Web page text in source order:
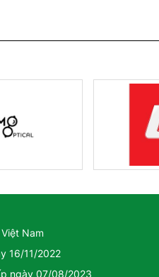
Nam
16/11/2022
ngày 07/08/2023